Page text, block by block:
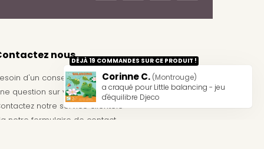
Corinne C. (Montrouge)
a craqué pour Little balancing - jeu
d'équilibre Djeco
DÉJÀ 19 COMMANDES SUR CE PRODUIT !
nous
d'un conseil ?
question sur votre commande ?
notre service clientèle
notre formulaire de contact